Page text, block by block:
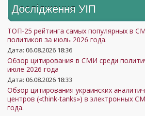
Дослідження УIП
ТОП-25 рейтинга самых популярных в
политиков за июль 2026 года.
Дата: 06.08.2026 18:36
Обзор цитирования в СМИ среди
июле 2026 года
Дата: 06.08.2026 18:33
Обзор цитирования украинских
центров («think-tanks») в электронных
года.